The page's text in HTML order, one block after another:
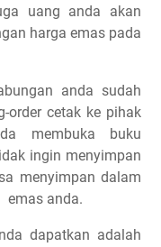
uang anda akan
harga emas pada
anda sudah
order cetak ke pihak
membuka buku
ingin menyimpan
menyimpan dalam
emas anda.
dapatkan adalah